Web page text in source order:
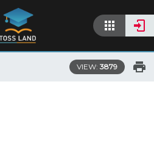
VIEW: 3879